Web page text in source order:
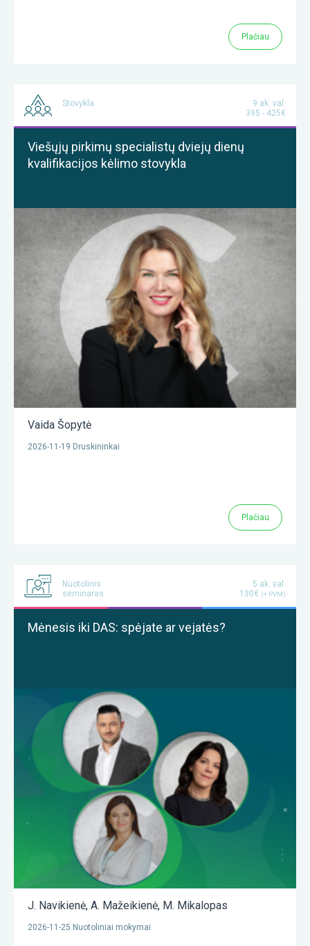
Plačiau
Stovykla
9 ak. val.
395 - 425€
Viešųjų pirkimų specialistų dviejų dienų
kvalifikacijos kėlimo stovykla
Vaida Šopytė
2026-11-19 Druskininkai
Plačiau
Nuotolinis
seminaras
5 ak. val.
130€ (+ PVM)
Mėnesis iki DAS: spėjate ar vejatės?
J. Navikienė, A. Mažeikienė, M. Mikalopas
2026-11-25 Nuotoliniai mokymai